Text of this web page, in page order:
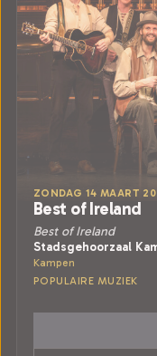
ZONDAG 14 MAART
Best of Ireland
Best of Ireland
Stadsgehoorzaal
Kampen
POPULAIRE MUZIEK